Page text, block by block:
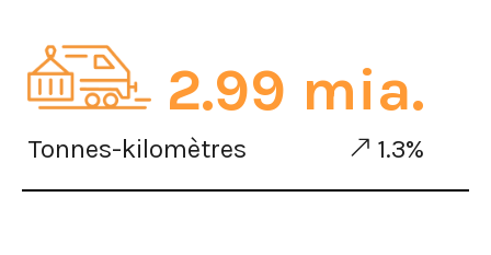
2.99 mia.
Tonnes-kilomètres 1.3%